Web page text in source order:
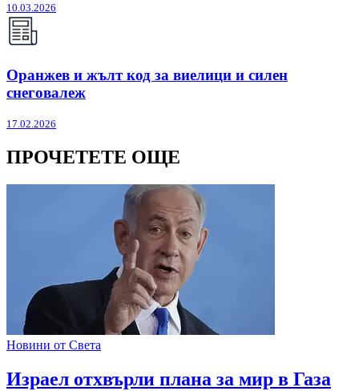
10.03.2026
Оранжев и жълт код за виелици и силен
снеговалеж
17.02.2026
ПРОЧЕТЕТЕ ОЩЕ
Новини от Света
Израел отхвърли плана за мир в Газа